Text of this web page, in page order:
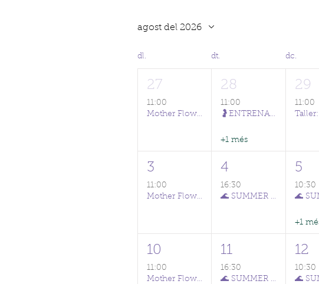
agost del 2026
dl. dt. dc.
27
11:00
Mother Flow (CAST/ENG)
28
11:00
🤰ENTRENAMIENTO Y CONCIENCIA CORPORAL PARA EL PARTO
+1 més
29
11:00
3
11:00
Mother Flow (CAST/ENG)
4
16:30
🌊 SUMMER CLUB POOL PARTY 💦
5
10:30
+1
10
11:00
Mother Flow (CAST/ENG)
11
16:30
🌊 SUMMER CLUB POOL PARTY 💦
12
10:30